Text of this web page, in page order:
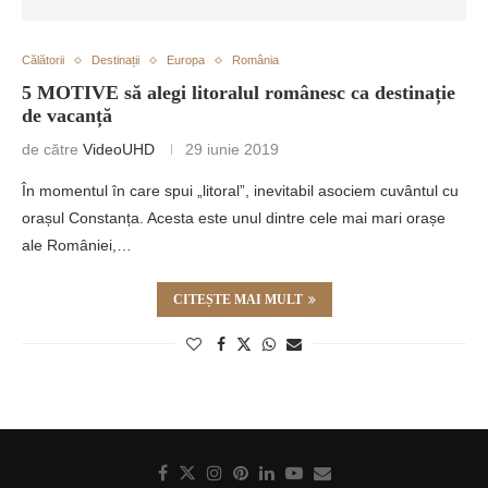
Călătorii Destinații Europa România
5 MOTIVE să alegi litoralul românesc ca destinație
de vacanță
de către VideoUHD 29 iunie 2019
În momentul în care spui „litoral”, inevitabil asociem cuvântul cu
orașul Constanța. Acesta este unul dintre cele mai mari orașe
ale României,…
CITEȘTE MAI MULT